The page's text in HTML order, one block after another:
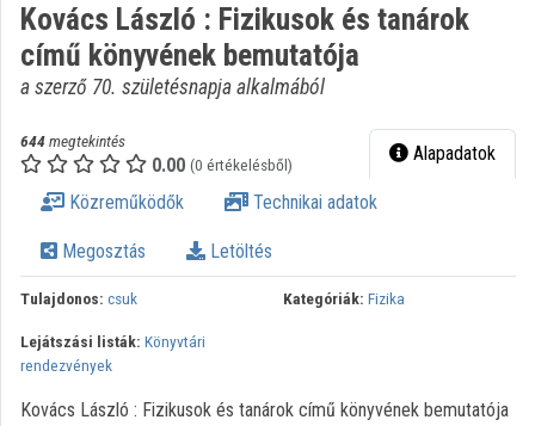
Bejelentkezés
Intézményi felfedezés
Kategóriák
Közreműködők
Kovács László : Fizikusok és tanárok
című könyvének bemutatója
a szerző 70. születésnapja alkalmából
644megtekintés
0.00 (0 értékelésből) Alapadatok
Közreműködők Technikai adatok
Megosztás Letöltés
Tulajdonos: csuk Kategóriák: Fizika
Lejátszási listák: Könyvtári
rendezvények
Kovács László : Fizikusok és tanárok című könyvének bemutatója